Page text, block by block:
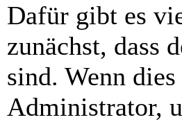
Dafür gibt es
zunächst, dass
sind. Wenn
Administrator,